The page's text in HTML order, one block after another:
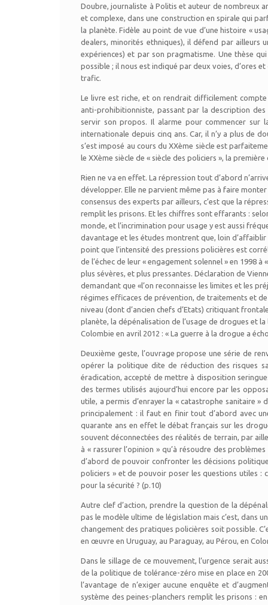
Doubre, journaliste à Politis et auteur de nombreux
et complexe, dans une construction en spirale qui
la planète. Fidèle au point de vue d’une histoire «
dealers, minorités ethniques), il défend par ailleurs
expériences) et par son pragmatisme. Une thèse
possible ; il nous est indiqué par deux voies, d’ores
trafic.
Le livre est riche, et on rendrait difficilement
anti-prohibitionniste, passant par la description
servir son propos. Il alarme pour commencer sur
internationale depuis cinq ans. Car, il n’y a plus de
s’est imposé au cours du XXème siècle est
le XXème siècle de « siècle des policiers », la
Rien ne va en effet. La répression tout d’abord
développer. Elle ne parvient même pas à faire
consensus des experts par ailleurs, c’est que la
remplit les prisons. Et les chiffres sont effarants :
monde, et l’incrimination pour usage y est aussi
davantage et les études montrent que, loin
point que l’intensité des pressions policières est
de l’échec de leur « engagement solennel » en 1998
plus sévères, et plus pressantes. Déclaration de
demandant que «l’on reconnaisse les limites et les
régimes efficaces de prévention, de traitements et
niveau (dont d’ancien chefs d’Etats) critiquant
planète, la dépénalisation de l’usage de drogues et
Colombie en avril 2012 : « La guerre à la drogue a
Deuxième geste, l’ouvrage propose une série de
opérer la politique dite de réduction des risques
éradication, accepté de mettre à disposition
des termes utilisés aujourd’hui encore par les
utile, a permis d’enrayer la « catastrophe sanitaire »
principalement : il faut en finir tout d’abord avec
quarante ans en effet le débat français sur les
souvent déconnectées des réalités de terrain, par
à « rassurer l’opinion » qu’à résoudre des
d’abord de pouvoir confronter les décisions
policiers » et de pouvoir poser les questions utiles :
pour la sécurité ? (p.10)
Autre clef d’action, prendre la question de la
pas le modèle ultime de législation mais c’est, dans
changement des pratiques policières soit possible.
en œuvre en Uruguay, au Paraguay, au Pérou, en
Dans le sillage de ce mouvement, l’urgence serait
de la politique de tolérance-zéro mise en place en
l’avantage de n’exiger aucune enquête et
système des peines-planchers remplit les prisons :